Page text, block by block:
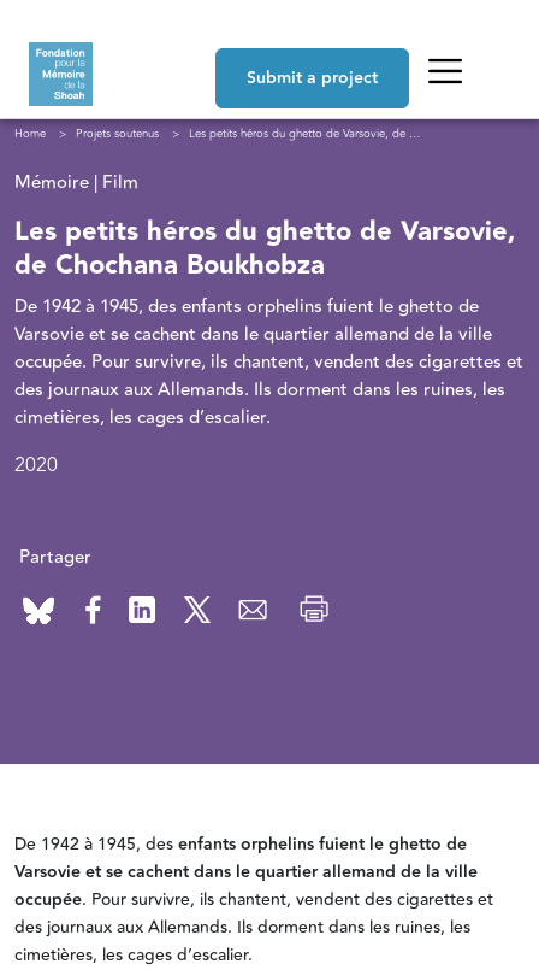
Submit a project
Breadcrumb
Home Projets soutenus Les petits héros du ghetto de Varsovie, de Chochana Boukhobza
Mémoire | Film
Les petits héros du ghetto de Varsovie,
de Chochana Boukhobza
De 1942 à 1945, des enfants orphelins fuient le ghetto de
Varsovie et se cachent dans le quartier allemand de la ville
occupée. Pour survivre, ils chantent, vendent des cigarettes et
des journaux aux Allemands. Ils dorment dans les ruines, les
cimetières, les cages d’escalier.
2020
Partager
De 1942 à 1945, desenfants orphelins fuient le ghetto de
Varsovie et se cachent dans le quartier allemand de la ville
occupée. Pour survivre, ils chantent, vendent des cigarettes et
des journaux aux Allemands. Ils dorment dans les ruines, les
cimetières, les cages d’escalier.